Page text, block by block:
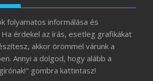
folyamatos informálása és
érdekel az írás, esetleg grafikákat
akkor örömmel várunk a
Annyi a dolgod, hogy alább a
gombra kattintasz!